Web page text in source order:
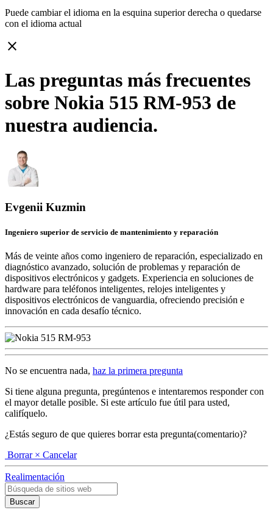
Puede cambiar el idioma en la esquina superior derecha o quedarse
con el idioma actual
close
Las preguntas más frecuentes
sobre Nokia 515 RM-953 de
nuestra audiencia.
Evgenii Kuzmin
Ingeniero superior de servicio de mantenimiento y reparación
Más de veinte años como ingeniero de reparación, especializado en
diagnóstico avanzado, solución de problemas y reparación de
dispositivos electrónicos y gadgets. Experiencia en soluciones de
hardware para teléfonos inteligentes, relojes inteligentes y
dispositivos electrónicos de vanguardia, ofreciendo precisión e
innovación en cada desafío técnico.
No se encuentra nada, haz la primera pregunta
Si tiene alguna pregunta, pregúntenos e intentaremos responder con
el mayor detalle posible. Si este artículo fue útil para usted,
califíquelo.
¿Estás seguro de que quieres borrar esta pregunta(comentario)?
Borrar × Cancelar
Realimentación